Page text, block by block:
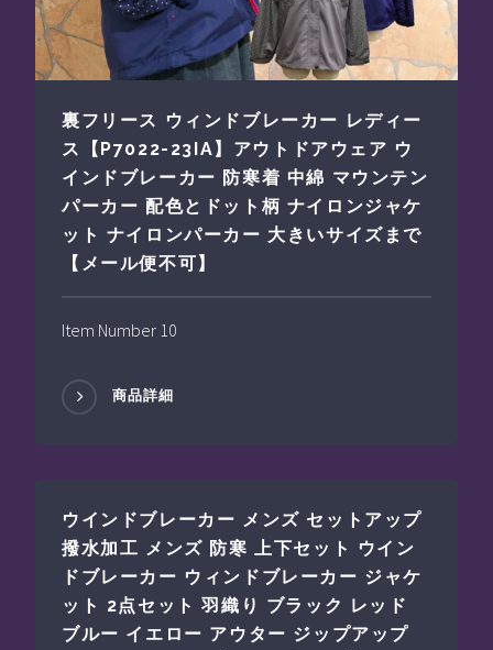
裏フリース ウィンドブレーカー レディー
ス【P7022-23IA】アウトドアウェア ウ
インドブレーカー 防寒着 中綿 マウンテン
パーカー 配色とドット柄 ナイロンジャケ
ット ナイロンパーカー 大きいサイズまで
【メール便不可】
Item Number 10
商品詳細
ウインドブレーカー メンズ セットアップ
撥水加工 メンズ 防寒 上下セット ウイン
ドブレーカー ウィンドブレーカー ジャケ
ット 2点セット 羽織り ブラック レッド
ブルー イエロー アウター ジップアップ